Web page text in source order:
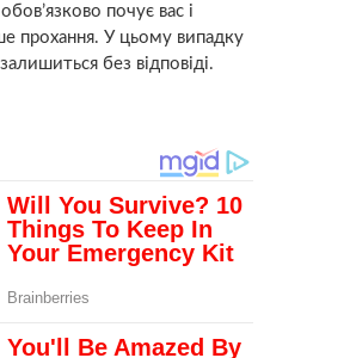
почує вас і
прохання. У цьому випадку
без відповіді.